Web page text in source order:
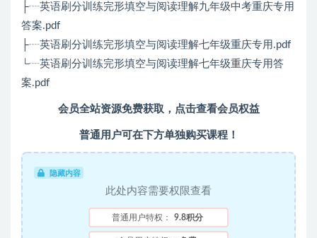
├┈英语刷分训练完形填空与阅读理解九年级中考重庆专用
答案.pdf
├┈英语刷分训练完形填空与阅读理解七年级重庆专用.pdf
└┈英语刷分训练完形填空与阅读理解七年级重庆专用答
案.pdf
会员全站资源免费获取，点击查看会员权益
普通用户可在下方单独购买课程！
隐藏内容
此处内容需要权限查看
普通用户特权： 9.8积分